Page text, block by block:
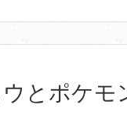
とポケモ